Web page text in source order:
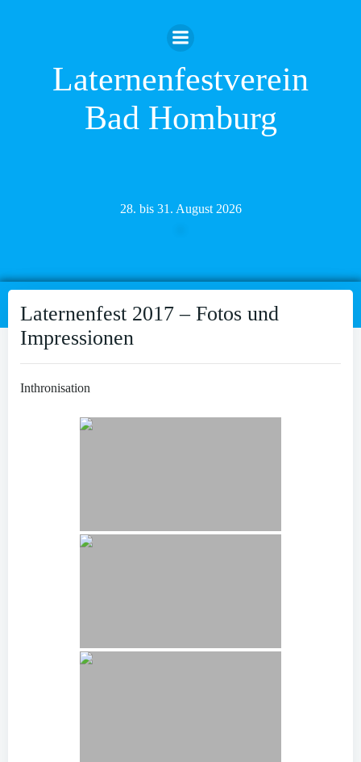
Inhalt
springen
Laternenfestverein
Bad Homburg
28. bis 31. August 2026
Laternenfest 2017 – Fotos und
Impressionen
Inthronisation